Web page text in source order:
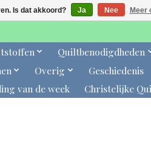
Quiltbenodigdheden
Overig Geschiedenis
van de week
Christelijke
Is dat akkoord? Ja Nee Meer